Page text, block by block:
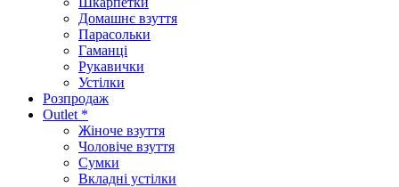
Домашнє взуття
Парасольки
Гаманці
Рукавички
Устілки
Розпродаж
Outlet *
Жіноче взуття
Чоловіче взуття
Сумки
Вкладні устілки